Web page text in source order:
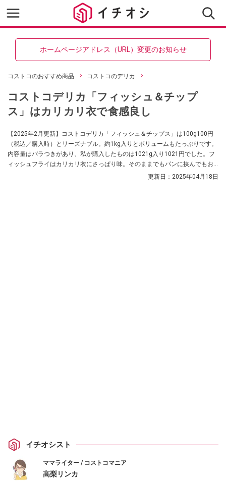
ホームページアドレス（URL）変更のお知らせ
コストコのおすすめ商品 コストコのデリカ
コストコデリカ「フィッシュ＆チップ
ス」はカリカリ衣で食感良し
【2025年2月更新】コストコデリカ「フィッシュ＆チップス」は100g100円
（税込／購入時）とリーズナブル。約1kg入りとボリュームもたっぷりです。
内容量はバラつきがあり、私が購入したものは1021g入り1021円でした。フ
ィッシュフライはカリカリ衣にさっぱり味。そのままでもパンに挟んでもお
いしいです。コストコマニアの高梨リンカさんに、フィッシュ＆チップスの
更新日： 2025年04月18日
イチオシスト
ママライター / コストコマニア
高梨リンカ